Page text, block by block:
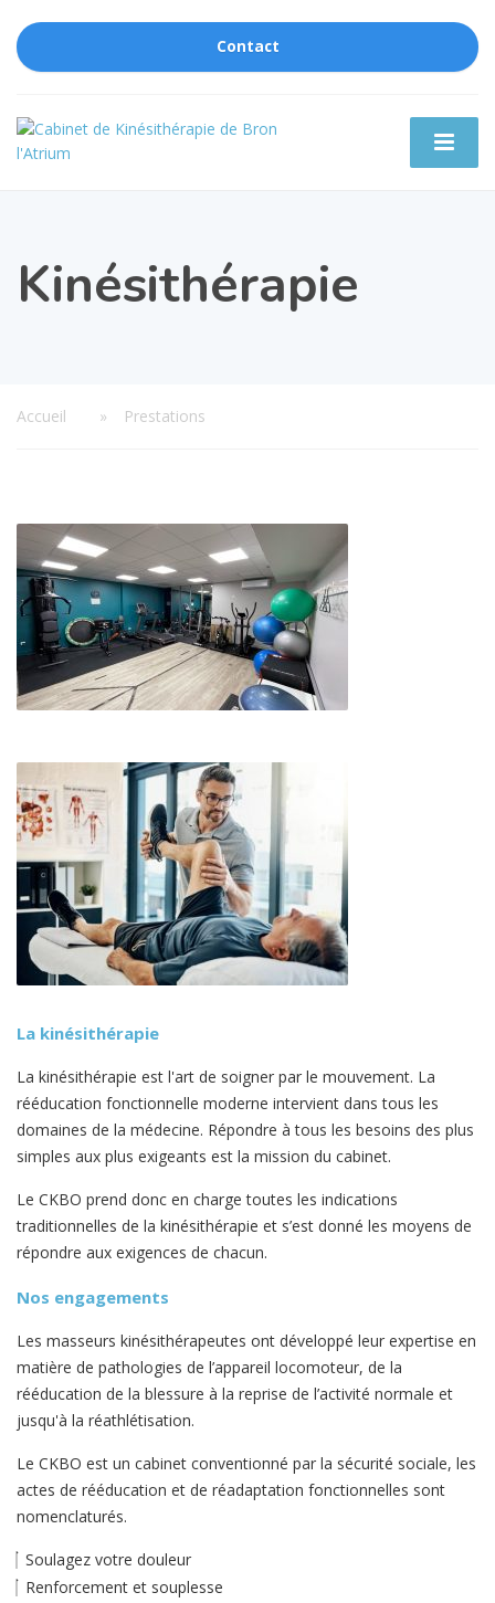
Contact
Kinésithérapie
Accueil » Prestations
La kinésithérapie
La kinésithérapie est l'art de soigner par le mouvement. La
rééducation fonctionnelle moderne intervient dans tous les
domaines de la médecine. Répondre à tous les besoins des plus
simples aux plus exigeants est la mission du cabinet.
Le CKBO prend donc en charge toutes les indications
traditionnelles de la kinésithérapie et s’est donné les moyens de
répondre aux exigences de chacun.
Nos engagements
Les masseurs kinésithérapeutes ont développé leur expertise en
matière de pathologies de l’appareil locomoteur, de la
rééducation de la blessure à la reprise de l’activité normale et
jusqu'à la réathlétisation.
Le CKBO est un cabinet conventionné par la sécurité sociale, les
actes de rééducation et de réadaptation fonctionnelles sont
nomenclaturés.
Soulagez votre douleur
Renforcement et souplesse